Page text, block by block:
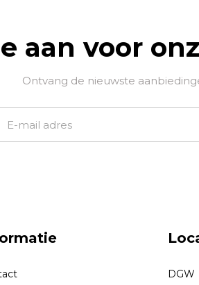
aan voor
Ontvang de nieuwste
DGW